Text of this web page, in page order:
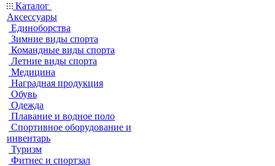
Каталог
Аксессуары
Единоборства
Зимние виды спорта
Командные виды спорта
Летние виды спорта
Медицина
Наградная продукция
Обувь
Одежда
Плавание и водное поло
Спортивное оборудование и
инвентарь
Туризм
Фитнес и спортзал